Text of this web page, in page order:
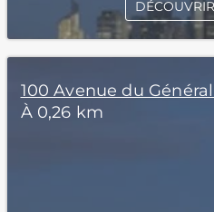
100 Avenue du
À 0,26 km